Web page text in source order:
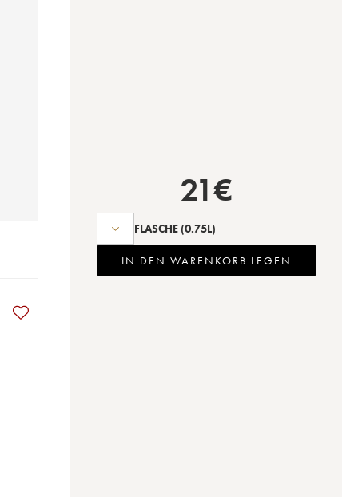
21€
FLASCHE (0.75L)
IN DEN WARENKORB LEGEN